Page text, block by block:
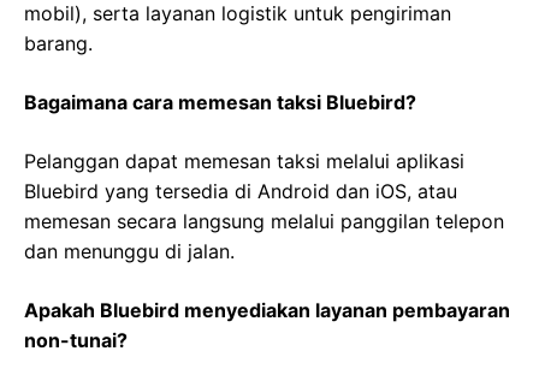
mobil), serta layanan logistik untuk pengiriman
barang.
Bagaimana cara memesan taksi Bluebird?
Pelanggan dapat memesan taksi melalui aplikasi
Bluebird yang tersedia di Android dan iOS, atau
memesan secara langsung melalui panggilan telepon
dan menunggu di jalan.
Apakah Bluebird menyediakan layanan pembayaran
non-tunai?